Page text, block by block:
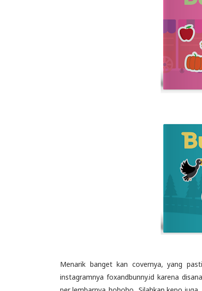
Menarik banget kan covernya, yang
instagramnya foxandbunny.id karena